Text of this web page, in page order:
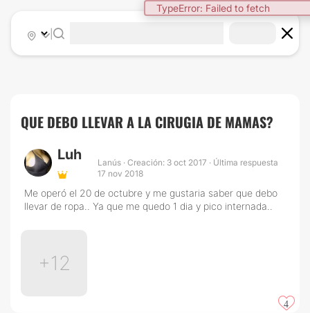
TypeError: Failed to fetch
|
QUE DEBO LLEVAR A LA CIRUGIA DE MAMAS?
Luh
Lanús · Creación: 3 oct 2017 · Última respuesta
17 nov 2018
Me operó el 20 de octubre y me gustaria saber que debo
llevar de ropa.. Ya que me quedo 1 dia y pico internada..
+12
4